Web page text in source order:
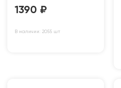
1390 ₽
В наличии: 2055 шт